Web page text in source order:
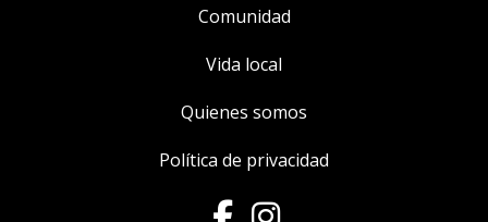
Comunidad
Vida local
Quienes somos
Política de privacidad